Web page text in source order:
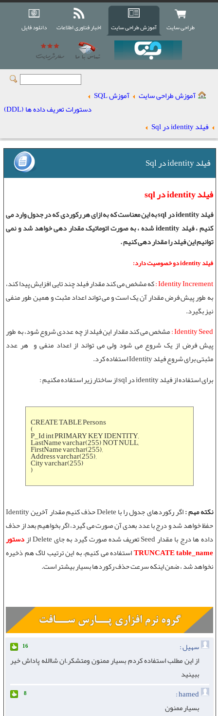
طراحی سایت آموزش طراحی سایت اخبار فناوری اطلاعات دانلود فایل
آموزش طراحی سایت
آموزش SQL
دستورات تعریف داده ها (DDL)
فیلد identity در Sql
فیلد identity در Sql
فیلد identity در sql
فیلد identity در sql
به این معناست که به ازای هر رکوردی که در جدول وارد می
کنیم ،فیلد identity
شده ، به صورت اتوماتیک مقدار دهی خواهد شد و نمی
توانیم این فیلد را مقدار دهی کنیم .
فیلد identity دو خصوصیت دارد:
Identity Increment : که مشخص می کند مقدار فیلد چند تایی افزایش پیدا کند،
به طور پیش فرض مقدار آن یک است و می تواند اعداد مثبت و همین طور منفی
نیز بگیرد.
Identity Seed : مشخص می کند مقدار این فیلد از چه عددی شروع شود، به طور
پیش فرض از یک شروع می شود ولی می تواند از اعداد منفی و هر عدد
مثبتی برای شروع فیلد Identity استفاده کرد.
برای استفاده ازفیلد identity در sql از ساختار زیر استفاده مکنیم :
CREATE TABLE Persons
(
P_Id int PRIMARY KEY IDENTITY,
LastName varchar(255) NOT NULL,
FirstName varchar(255),
Address varchar(255),
City varchar(255)
)
نکته مهم :اگر رکوردهای جدول را با Delete حذف کنیم مقدار آخرین
Identity
حفظ خواهد شد و درج با عدد بعدی آن صورت می گیرد، اگر بخواهیم بعد از حذف
داده ها درج با مقدار Seed تعریف شده صورت گیرد به جای Delete از
دستور
TRUNCATE table_nameاستفاده می کنیم، به این ترتیب لاگ هم ذخیره
نخواهد شد ، ضمن اینکه سرعت حذف رکوردها بسیار بیشتر است.
سهیل : 16
از این مطلب استفاده کردم بسیار ممنون ومتشکر.ان شاالله پاداش خیر
ببینید
hamed :
8
بسیار ممنون